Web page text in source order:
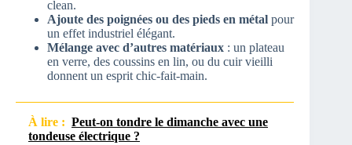
clean.
Ajoute des poignées ou des pieds en métal pour
un effet industriel élégant.
Mélange avec d’autres matériaux : un plateau
en verre, des coussins en lin, ou du cuir vieilli
donnent un esprit chic-fait-main.
À lire : Peut-on tondre le dimanche avec une
tondeuse électrique ?